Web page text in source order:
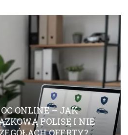
ONLINE – JAK
POLISĘ I NIE
OFERTY?